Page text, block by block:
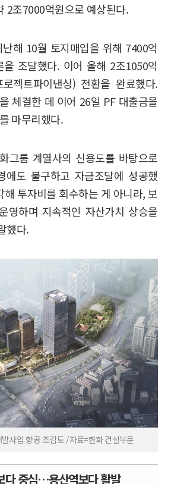
2조7000억원으로 예상된다.
해 10월 토지매입을 위해 7400억
조달했다. 이어 올해 2조1050억
젝트파이낸싱) 전환을 완료했다.
체결한 데 이어 26일 PF 대출금을
마무리했다.
그룹 계열사의 신용도를 바탕으로
에도 불구하고 자금조달에 성공했
투자비를 회수하는 게 아니라, 보
영하며 지속적인 자산가치 상승을
했다.
사업 항공 조감도 /자료=한화 건설부문
다 중심…용산역보다 활발